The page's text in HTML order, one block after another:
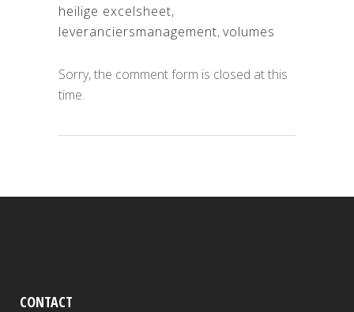
heilige excelsheet,
leveranciersmanagement,volumes
Sorry, the comment form is closed at this
time.
CONTACT